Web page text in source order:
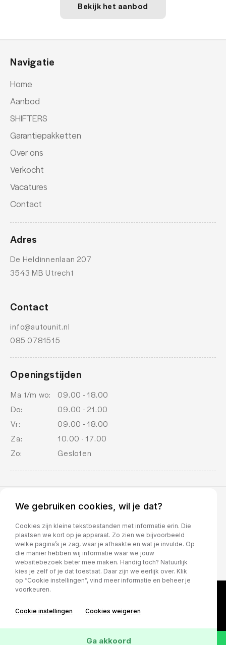
Bekijk het aanbod
Navigatie
Home
Aanbod
SHIFTERS
Garantiepakketten
Over ons
Verkocht
Vacatures
Contact
Adres
De Heldinnenlaan 207
3543 MB Utrecht
Contact
info@autounit.nl
085 0781515
Openingstijden
Ma t/m wo:
09.00 - 18.00
Do:
09.00 - 21.00
Vr:
09.00 - 18.00
Za:
10.00 - 17.00
Zo:
Gesloten
BOVAG voorwaarden
We gebruiken cookies, wil je dat?
Cookies zijn kleine tekstbestanden met informatie erin. Die
plaatsen we kort op je apparaat. Zo zien we bijvoorbeeld
welke pagina’s je zag, waar je afhaakte en wat je invulde. Op
die manier hebben wij informatie waar we jouw
websitebezoek beter mee maken. Handig toch? Natuurlijk
kies je zelf of je dat toestaat. Daar zijn we eerlijk over. Klik
op “Cookie instellingen”, vind meer informatie en beheer je
voorkeuren.
Cookie instellingen Cookies weigeren
Ga akkoord